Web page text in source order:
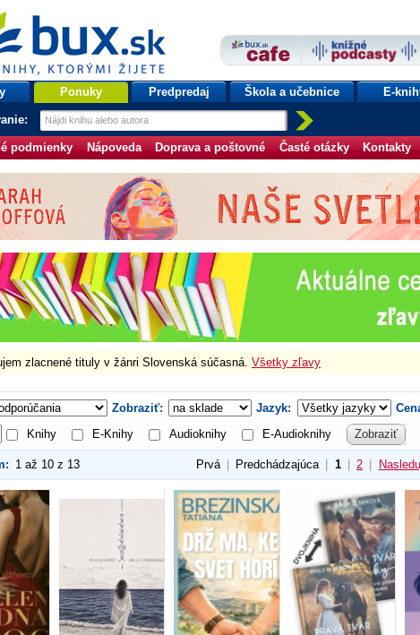
žijete
Ponuky Predpredaj Škola a učebnice E-
podmienky Nápoveda Doprava a poštovné Časté otázky Kontakty
zlacnené tituly v žánri Slovenská súčasná. Všetky zľavy
Zobraziť: Jazyk:
Knihy E-Knihy Audioknihy E-Audioknihy Zobraziť
1 až 10 z 13 Prvá | Predchádzajúca | 1 | 2 |